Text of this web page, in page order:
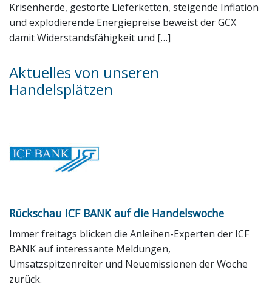
Krisenherde, gestörte Lieferketten, steigende Inflation
und explodierende Energiepreise beweist der GCX
damit Widerstandsfähigkeit und […]
Aktuelles von unseren
Handelsplätzen
Rückschau ICF BANK auf die Handelswoche
Immer freitags blicken die Anleihen-Experten der ICF
BANK auf interessante Meldungen,
Umsatzspitzenreiter und Neuemissionen der Woche
zurück.